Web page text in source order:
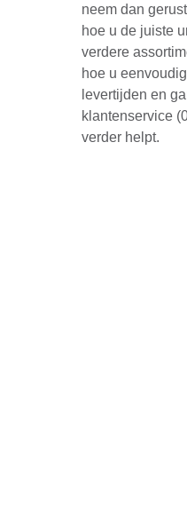
neem dan
hoe u de juiste
verdere
hoe u
levertijden en
klantenservice
verder helpt.